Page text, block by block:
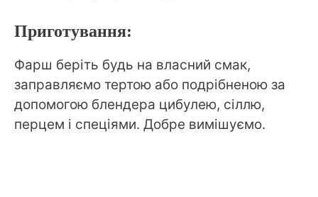
Приготування:
Фарш беріть будь на власний смак,
заправляємо тертою або подрібненою за
допомогою блендера цибулею, сіллю,
перцем і спеціями. Добре вимішуємо.